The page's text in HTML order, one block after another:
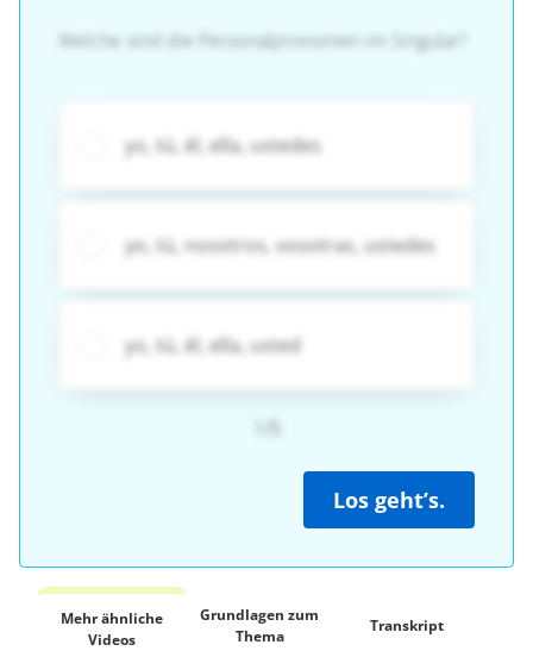
Welche sind die Personalpronomen im Singular?
yo, tú, él, ella, ustedes
yo, tú, nosotros, vosotras, ustedes
yo, tú, él, ella, usted
Los geht’s.
Mehr ähnliche
Videos
Grundlagen zum
Thema
Transkript